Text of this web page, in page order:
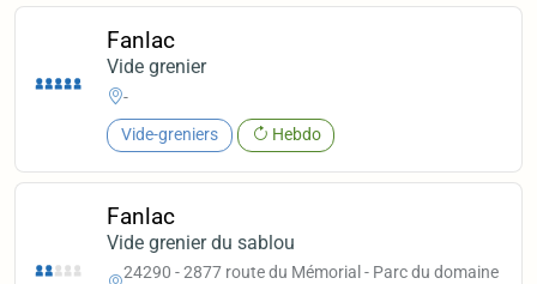
Fanlac
Vide grenier
-
Vide-greniers Hebdo
Fanlac
Vide grenier du sablou
24290 - 2877 route du Mémorial - Parc du domaine